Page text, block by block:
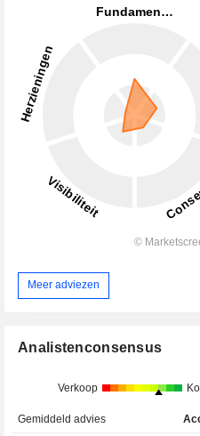
Meer adviezen
Analistenconsensus
Verkoop
Gemiddeld advies